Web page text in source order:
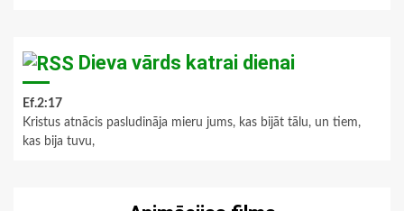
Dieva vārds katrai dienai
Ef.2:17
Kristus atnācis pasludināja mieru jums, kas bijāt tālu, un tiem,
kas bija tuvu,